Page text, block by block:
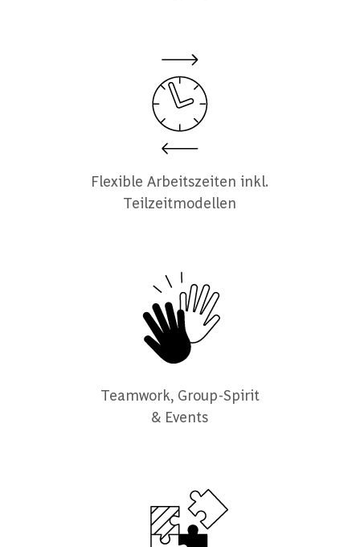
Flexible Arbeitszeiten inkl.
Teilzeitmodellen
Teamwork, Group-Spirit
& Events